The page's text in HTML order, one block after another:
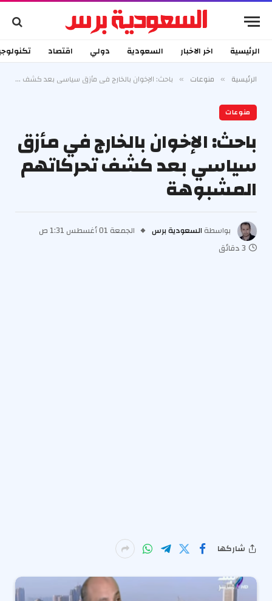
الرئيسية اخر الاخبار السعودية دولي اقتصاد
الرئيسية » منوعات » باحث: الإخوان بالخارج في مأزق سياسي بعد كشف تحركاتهم المشبوهة
منوعات
باحث: الإخوان بالخارج في مأزق
سياسي بعد كشف تحركاتهم
المشبوهة
بواسطة السعودية برس
الجمعة 01 أغسطس 1:31 ص
3 دقائق
شاركها